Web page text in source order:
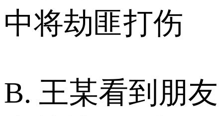
中将劫匪打伤
B. 王某看到朋友